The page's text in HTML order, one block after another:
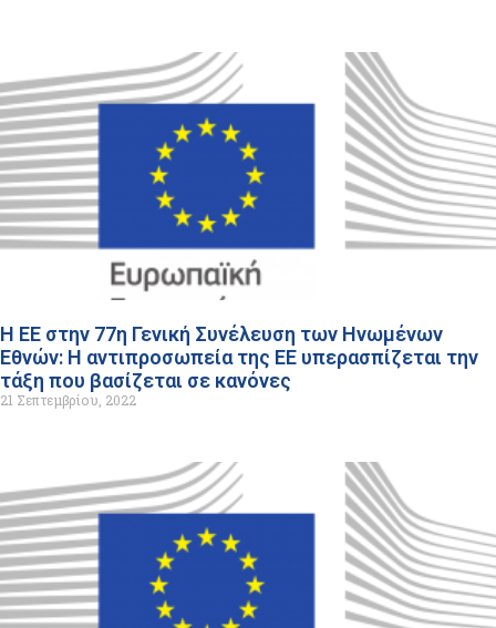
Η ΕΕ στην 77η Γενική Συνέλευση των Ηνωμένων
Εθνών: Η αντιπροσωπεία της ΕΕ υπερασπίζεται την
τάξη που βασίζεται σε κανόνες
21 Σεπτεμβρίου, 2022